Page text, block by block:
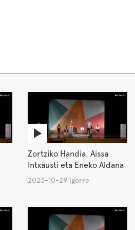
Zortziko Handia. Aissa
Intxausti eta Eneko Aldana
2023-10-29 Igorre